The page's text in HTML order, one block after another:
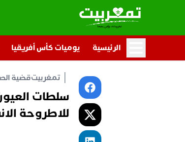
الرئيسية يوميات كأس أفريقيا
تمغربيتقضية
سلطات
للاطروحة